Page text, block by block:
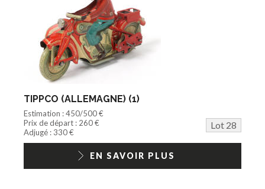
TIPPCO (ALLEMAGNE) (1)
Estimation : 450/500 €
Prix de départ : 260 €
Lot 28
Adjugé : 330 €
EN SAVOIR PLUS